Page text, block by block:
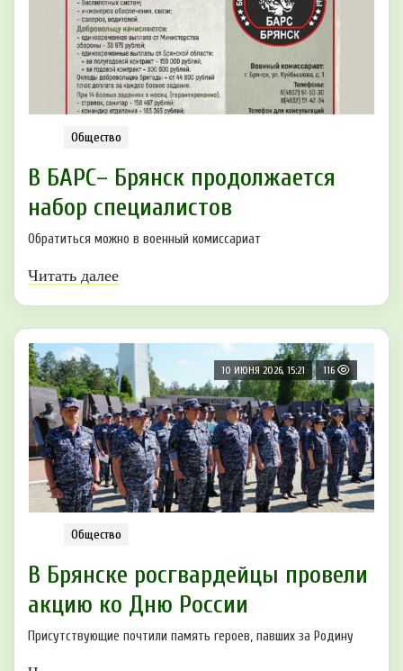
Общество
В БАРС– Брянcк продолжается
набор cпециaлистoв
Обратиться можно в военный комиссариат
Читать далее
10 ИЮНЯ 2026, 15:21 116
Общество
В Брянске рoсгвардейцы прoвели
акцию ко Дню России
Присутствующие почтили память героев, павших за Родину